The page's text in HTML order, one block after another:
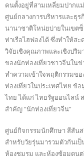
คนตั้งอยู่ที่สามเหลี่ยมปากแ
ศูนย์กลางการบริหารและธุ
นานาชาติโหน่ยบ่ายในเขตซ็
ท่าเรือไฮฟองได้ ซึ่งทำให้ส
วิจัยเชิงคุณภาพและเชิงปริ
ของนักท่องเที่ยวชาวจีนในข่
ทำความเข้าใจพฤติกรรมข
ท่องเที่ยวในประเทศไทย ข้
ไทย ได้แก่ ไทยรัฐออนไลน์
สำคัญ “นักท่องเที่ยวจีน”
ศูนย์กิจกรรมนักศึกษา สีสันส
สำหรับวัยรุ่นมารวมตัวกันเ
ห้องชมรม และห้องซ้อมดนต